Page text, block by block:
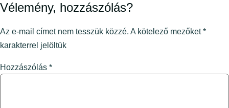
Vélemény, hozzászólás?
Az e-mail címet nem tesszük közzé. A kötelező mezőket*
karakterrel jelöltük
Hozzászólás *